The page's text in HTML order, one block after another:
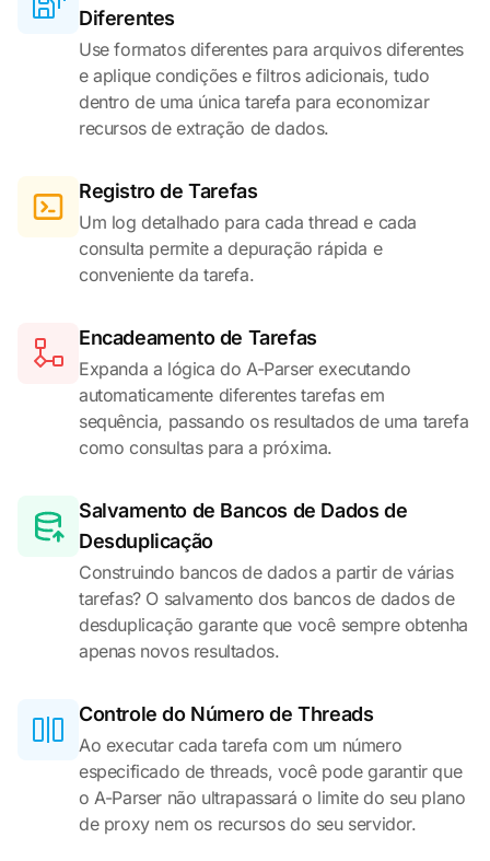
Diferentes
Use formatos diferentes para arquivos diferentes
e aplique condições e filtros adicionais, tudo
dentro de uma única tarefa para economizar
recursos de extração de dados.
Registro de Tarefas
Um log detalhado para cada thread e cada
consulta permite a depuração rápida e
conveniente da tarefa.
Encadeamento de Tarefas
Expanda a lógica do A-Parser executando
automaticamente diferentes tarefas em
sequência, passando os resultados de uma tarefa
como consultas para a próxima.
Salvamento de Bancos de Dados de
Desduplicação
Construindo bancos de dados a partir de várias
tarefas? O salvamento dos bancos de dados de
desduplicação garante que você sempre obtenha
apenas novos resultados.
Controle do Número de Threads
Ao executar cada tarefa com um número
especificado de threads, você pode garantir que
o A-Parser não ultrapassará o limite do seu plano
de proxy nem os recursos do seu servidor.